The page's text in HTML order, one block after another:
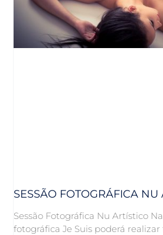
SESSÃO FOTOGRÁFICA NU
Sessão Fotográfica Nu Artístico
fotográfica Je Suis poderá